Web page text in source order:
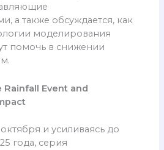
а также обсуждается, как
моделирования
помочь в снижении
Rainfall Event and
и усиливаясь до
года, серия